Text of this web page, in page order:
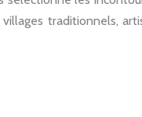
traditionnels,